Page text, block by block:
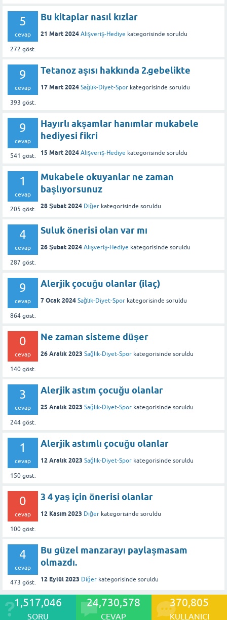
5
cevap
272 göst.
Bu kitaplar nasıl kızlar
21 Mart 2024 Alışveriş-Hediye kategorisinde soruldu
9
cevap
393 göst.
Tetanoz aşısı hakkında 2.gebelikte
17 Mart 2024 Sağlık-Diyet-Spor kategorisinde soruldu
9
cevap
541 göst.
Hayırlı akşamlar hanımlar mukabele
hediyesi fikri
15 Mart 2024 Alışveriş-Hediye kategorisinde soruldu
1
cevap
205 göst.
Mukabele okuyanlar ne zaman
başlıyorsunuz
28 Şubat 2024 Diğer kategorisinde soruldu
4
cevap
287 göst.
Suluk önerisi olan var mı
26 Şubat 2024 Alışveriş-Hediye kategorisinde soruldu
9
cevap
864göst.
Alerjik çocuğu olanlar (ilaç)
7 Ocak 2024 Sağlık-Diyet-Spor kategorisinde soruldu
0
cevap
140göst.
Ne zaman sisteme düşer
26 Aralık 2023 Sağlık-Diyet-Spor kategorisinde soruldu
3
cevap
244göst.
Alerjik astım çocuğu olanlar
25 Aralık 2023 Sağlık-Diyet-Spor kategorisinde soruldu
1
cevap
150göst.
Alerjik astımlı çocuğu olanlar
12 Aralık 2023 Sağlık-Diyet-Spor kategorisinde soruldu
0
cevap
100göst.
3 4 yaş için önerisi olanlar
12 Kasım 2023 Diğer kategorisinde soruldu
4
cevap
473 göst.
Bu güzel manzarayı paylaşmasam
olmazdı.
12 Eylül 2023 Diğer kategorisinde soruldu
1,517,046
SORU
24,730,578
CEVAP
370,805
KULLANICI